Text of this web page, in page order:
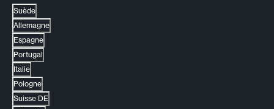
Suède
Allemagne
Espagne
Portugal
Italie
Pologne
Suisse DE